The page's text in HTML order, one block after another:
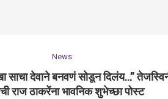
News
साचा देवाने बनवणं सोडून दिलंय…”
राज ठाकरेंना भावनिक शुभेच्छा पोस्ट